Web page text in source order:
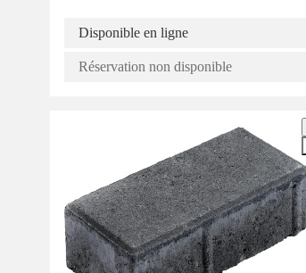
Disponible en ligne
Réservation non disponible